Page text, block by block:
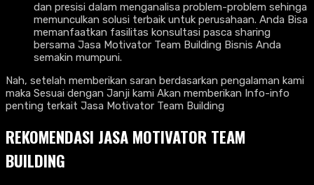
dan presisi dalam menganalisa problem-problem sehinga
memunculkan solusi terbaik untuk perusahaan. Anda Bisa
memanfaatkan fasilitas konsultasi pasca sharing
bersama Jasa Motivator Team Building Bisnis Anda
semakin mumpuni.
Nah, setelah memberikan saran berdasarkan pengalaman kami
maka Sesuai dengan Janji kami Akan memberikan Info-info
penting terkait Jasa Motivator Team Building
REKOMENDASI JASA MOTIVATOR TEAM
BUILDING